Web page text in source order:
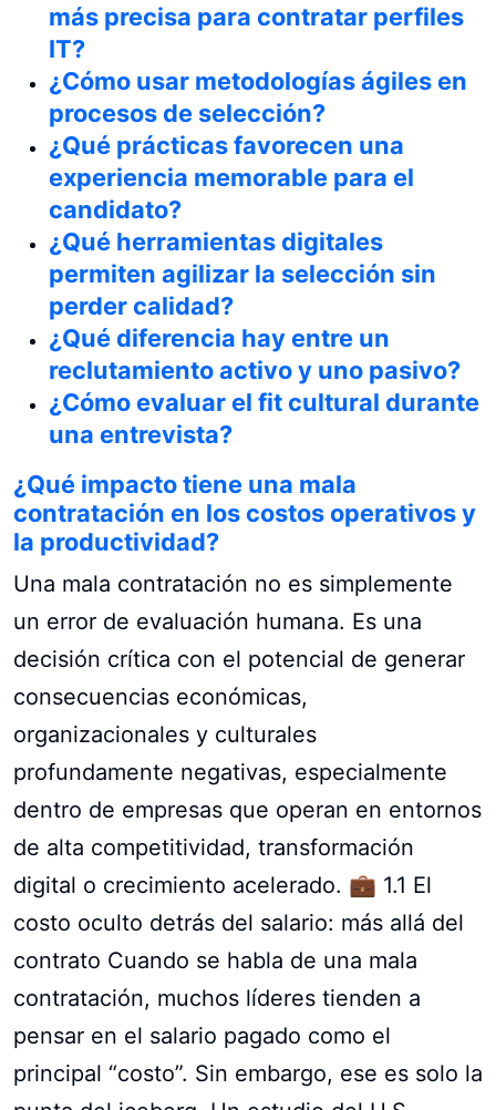
más precisa para contratar perfiles
IT?
¿Cómo usar metodologías ágiles en
procesos de selección?
¿Qué prácticas favorecen una
experiencia memorable para el
candidato?
¿Qué herramientas digitales
permiten agilizar la selección sin
perder calidad?
¿Qué diferencia hay entre un
reclutamiento activo y uno pasivo?
¿Cómo evaluar el fit cultural durante
una entrevista?
¿Qué impacto tiene una mala
contratación en los costos operativos y
la productividad?
Una mala contratación no es simplemente
un error de evaluación humana. Es una
decisión crítica con el potencial de generar
consecuencias económicas,
organizacionales y culturales
profundamente negativas, especialmente
dentro de empresas que operan en entornos
de alta competitividad, transformación
digital o crecimiento acelerado. 💼 1.1 El
costo oculto detrás del salario: más allá del
contrato Cuando se habla de una mala
contratación, muchos líderes tienden a
pensar en el salario pagado como el
principal “costo”. Sin embargo, ese es solo la